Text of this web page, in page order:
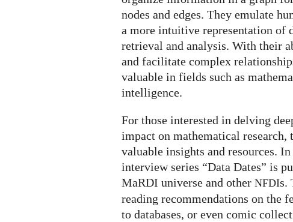
nodes and edges. They emulate
a more intuitive representation of
retrieval and analysis. With their
and facilitate complex
valuable in fields such as
intelligence.
For those interested in delving
impact on mathematical
valuable insights and resources.
interview series “Data Dates” is
MaRDI universe and other NFDIs.
reading recommendations on the
to databases, or even comic